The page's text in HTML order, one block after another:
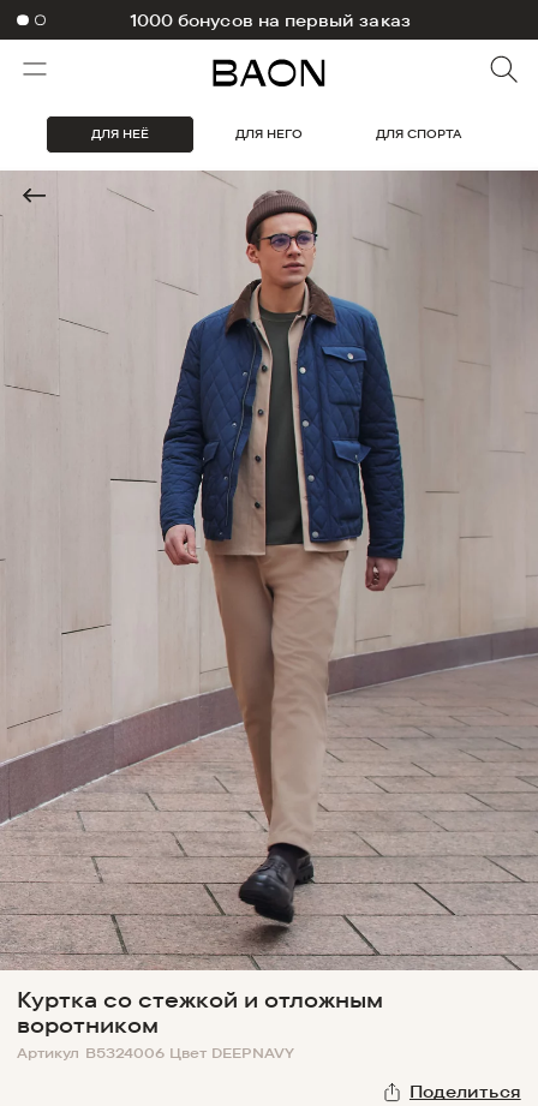
1000 бонусов на первый заказ
ДЛЯ НЕЁ ДЛЯ НЕГО ДЛЯ СПОРТА
Куртка со стежкой и отложным
воротником
Артикул B5324006 Цвет DEEPNAVY
Поделиться